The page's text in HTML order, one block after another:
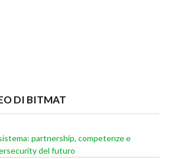
DI BITMAT
partnership, competenze e
del futuro